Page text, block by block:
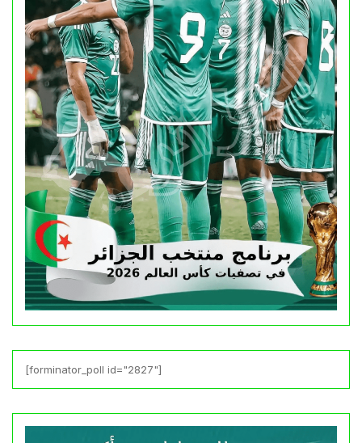
[forminator_poll id="2827"]